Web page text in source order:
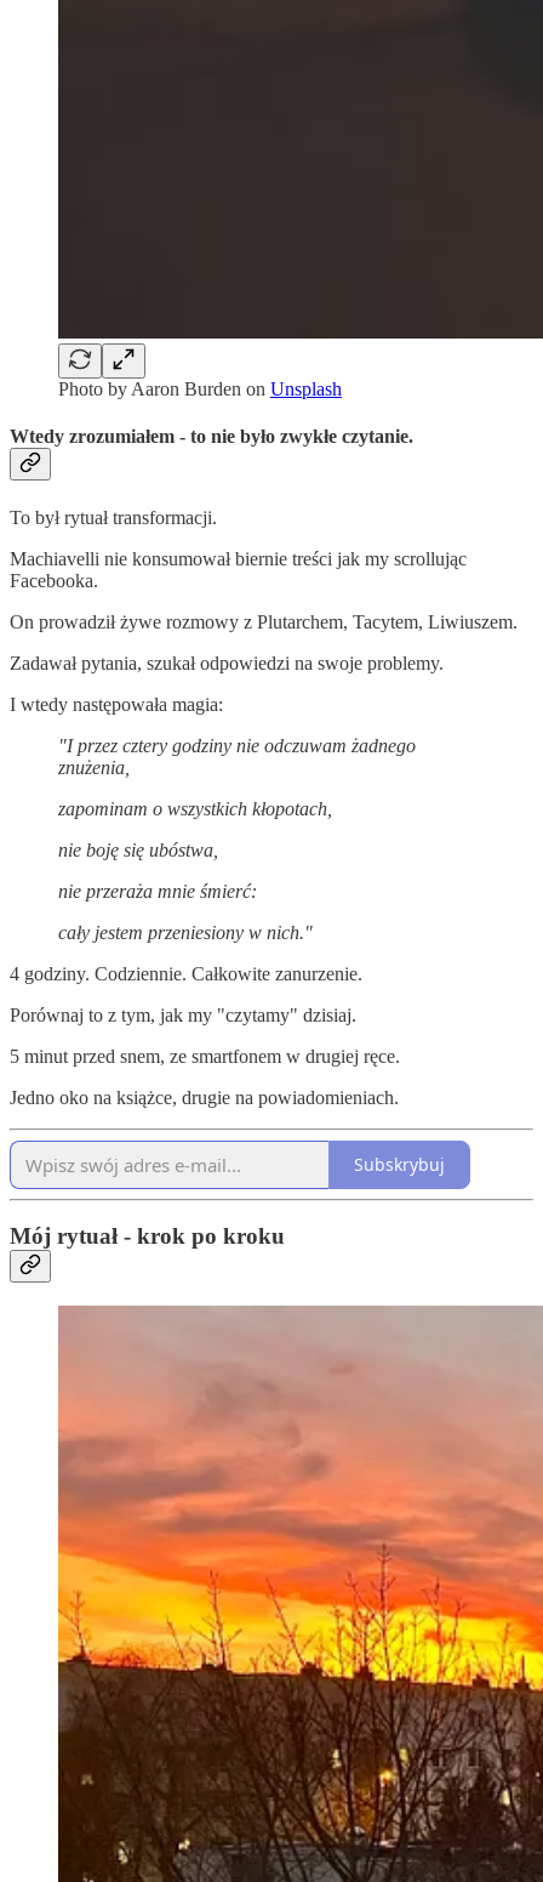
Photo by Aaron Burden on Unsplash
Wtedy zrozumiałem - to nie było zwykłe czytanie.
To był rytuał transformacji.
Machiavelli nie konsumował biernie treści jak my scrollując
Facebooka.
On prowadził żywe rozmowy z Plutarchem, Tacytem, Liwiuszem.
Zadawał pytania, szukał odpowiedzi na swoje problemy.
I wtedy następowała magia:
"I przez cztery godziny nie odczuwam żadnego
znużenia,
zapominam o wszystkich kłopotach,
nie boję się ubóstwa,
nie przeraża mnie śmierć:
cały jestem przeniesiony w nich."
4 godziny. Codziennie. Całkowite zanurzenie.
Porównaj to z tym, jak my "czytamy" dzisiaj.
5 minut przed snem, ze smartfonem w drugiej ręce.
Jedno oko na książce, drugie na powiadomieniach.
Subskrybuj
Mój rytuał - krok po kroku